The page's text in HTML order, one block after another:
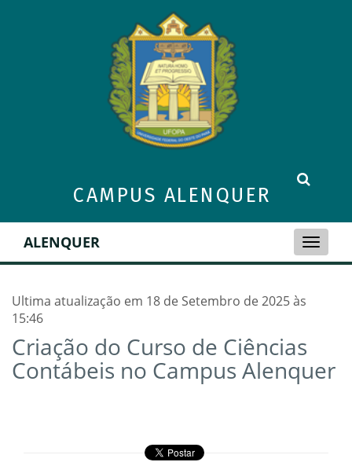
CAMPUS ALENQUER
Toggle
ALENQUER
Ultima atualização em 18 de Setembro de 2025 às
15:46
Criação do Curso de Ciências
Contábeis no Campus Alenquer